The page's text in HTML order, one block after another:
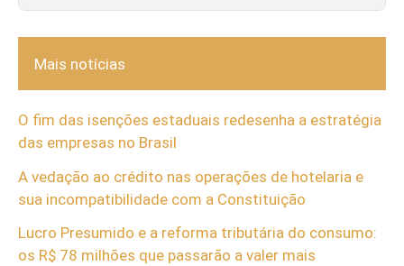
Mais notícias
O fim das isenções estaduais redesenha a estratégia
das empresas no Brasil
A vedação ao crédito nas operações de hotelaria e
sua incompatibilidade com a Constituição
Lucro Presumido e a reforma tributária do consumo:
os R$ 78 milhões que passarão a valer mais